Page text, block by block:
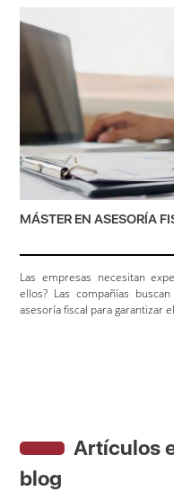
MÁSTER EN ASESORÍA
Las empresas necesitan
ellos? Las compañías
asesoría fiscal para garantizar
Artículos
blog